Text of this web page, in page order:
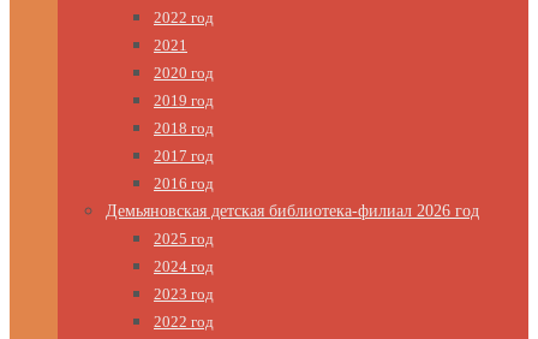
2022 год
2021
2020 год
2019 год
2018 год
2017 год
2016 год
Демьяновская детская библиотека-филиал 2026 год
2025 год
2024 год
2023 год
2022 год